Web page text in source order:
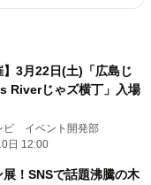
】3月22日(土)「広島じ
Riverじゃズ横丁」入場
ビ イベント開発部
日 12:00
展！SNSで話題沸騰の木